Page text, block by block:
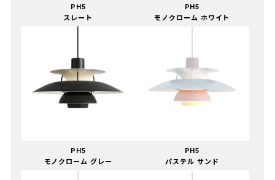
PH5
スレート
PH5
モノクローム ホワイト
PH5
モノクローム グレー
PH5
パステル サンド